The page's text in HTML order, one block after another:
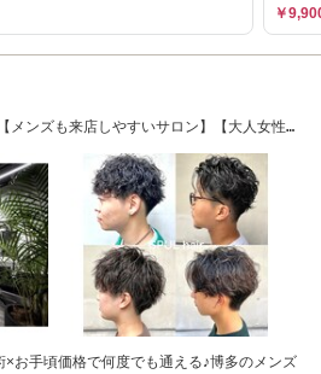
￥
メンズも来店しやすいサロン】【大人女性】
×お手頃価格で何度でも通える♪博多のメンズ